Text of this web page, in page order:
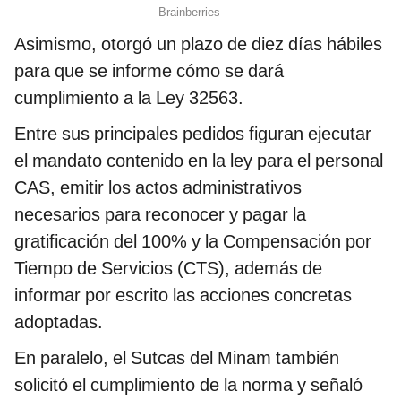
Asimismo, otorgó un plazo de diez días hábiles
para que se informe cómo se dará
cumplimiento a la Ley 32563.
Entre sus principales pedidos figuran ejecutar
el mandato contenido en la ley para el personal
CAS, emitir los actos administrativos
necesarios para reconocer y pagar la
gratificación del 100% y la Compensación por
Tiempo de Servicios (CTS), además de
informar por escrito las acciones concretas
adoptadas.
En paralelo, el Sutcas del Minam también
solicitó el cumplimiento de la norma y señaló